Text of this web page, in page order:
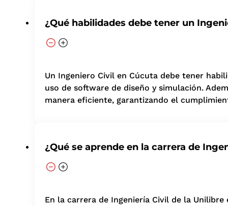
¿Qué habilidades debe tener un
Un Ingeniero Civil en Cúcuta debe tener
uso de software de diseño y simulación.
manera eficiente, garantizando el
¿Qué se aprende en la carrera de
En la carrera de Ingeniería Civil de la